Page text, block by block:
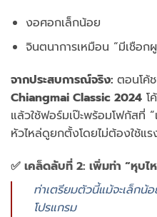
งอศอกเล็กน้อย
จินตนาการเหมือน “มีเชือ
จากประสบการณ์จริง: ตอนโค้
Chiangmai Classic 2024 โ
แล้วใช้ฟอร์มเป๊ะพร้อมโฟกัสที่
หัวไหล่ดูยกตั้งโดยไม่ต้องใช้แร
✅ เคล็ดลับที่ 2: เพิ่มท่า “หุบ
ท่าเตรียมตัวนี้แม้จะเล็ก
โปรแกรม